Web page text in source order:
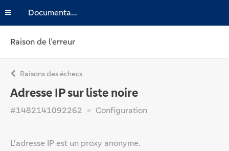
Documentation
Raison de l’erreur
Raisons des échecs
Adresse IP sur liste noire
#1482141092262 Configuration
L'adresse IP est un proxy anonyme.